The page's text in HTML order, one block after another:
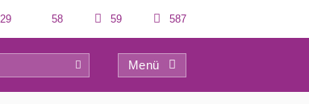
58 59 587
Menü
0